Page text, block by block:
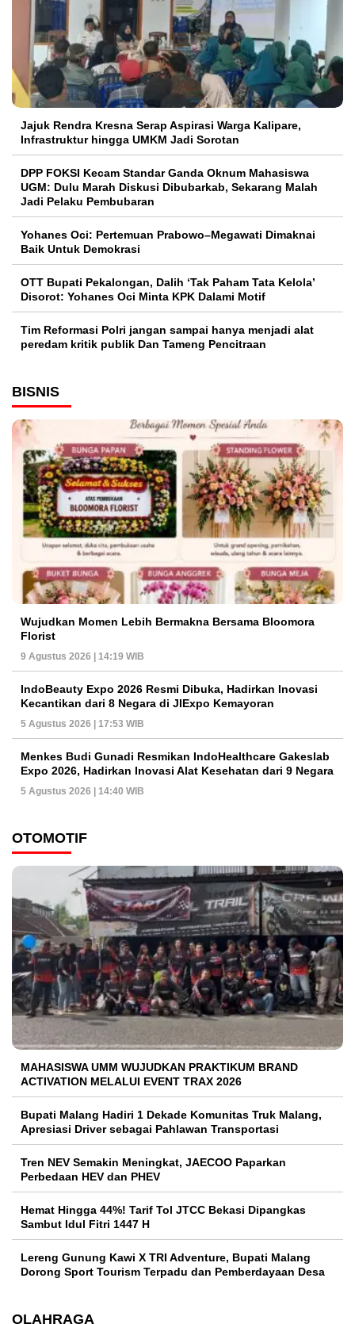
Jajuk Rendra Kresna Serap Aspirasi Warga Kalipare,
Infrastruktur hingga UMKM Jadi Sorotan
DPP FOKSI Kecam Standar Ganda Oknum Mahasiswa
UGM: Dulu Marah Diskusi Dibubarkab, Sekarang Malah
Jadi Pelaku Pembubaran
Yohanes Oci: Pertemuan Prabowo–Megawati Dimaknai
Baik Untuk Demokrasi
OTT Bupati Pekalongan, Dalih ‘Tak Paham Tata Kelola’
Disorot: Yohanes Oci Minta KPK Dalami Motif
Tim Reformasi Polri jangan sampai hanya menjadi alat
peredam kritik publik Dan Tameng Pencitraan
BISNIS
Wujudkan Momen Lebih Bermakna Bersama Bloomora
Florist
9 Agustus 2026 | 14:19 WIB
IndoBeauty Expo 2026 Resmi Dibuka, Hadirkan Inovasi
Kecantikan dari 8 Negara di JIExpo Kemayoran
5 Agustus 2026 | 17:53 WIB
Menkes Budi Gunadi Resmikan IndoHealthcare Gakeslab
Expo 2026, Hadirkan Inovasi Alat Kesehatan dari 9 Negara
5 Agustus 2026 | 14:40 WIB
OTOMOTIF
MAHASISWA UMM WUJUDKAN PRAKTIKUM BRAND
ACTIVATION MELALUI EVENT TRAX 2026
Bupati Malang Hadiri 1 Dekade Komunitas Truk Malang,
Apresiasi Driver sebagai Pahlawan Transportasi
Tren NEV Semakin Meningkat, JAECOO Paparkan
Perbedaan HEV dan PHEV
Hemat Hingga 44%! Tarif Tol JTCC Bekasi Dipangkas
Sambut Idul Fitri 1447 H
Lereng Gunung Kawi X TRI Adventure, Bupati Malang
Dorong Sport Tourism Terpadu dan Pemberdayaan Desa
OLAHRAGA